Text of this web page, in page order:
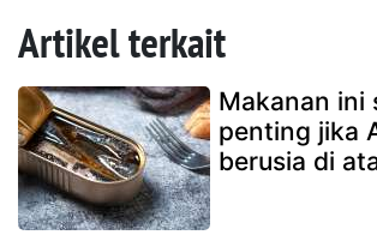
Artikel terkait
Makanan ini
penting jika
berusia di